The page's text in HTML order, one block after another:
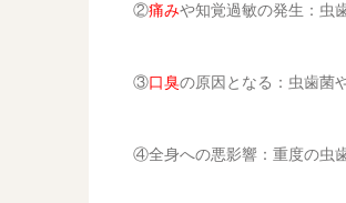
②痛みや知覚過敏の発生：虫
③口臭の原因となる：虫歯菌
④全身への悪影響：重度の虫